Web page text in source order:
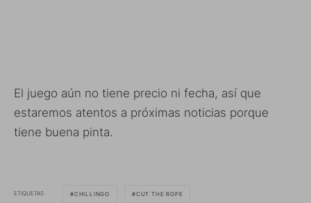
El juego aún no tiene precio ni fecha, así que
estaremos atentos a próximas noticias porque
tiene buena pinta.
ETIQUETAS CHILLINGO CUT THE ROPE